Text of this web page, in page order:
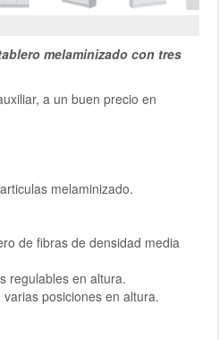
melaminizado con tres
a un buen precio en
melaminizado.
de fibras de densidad media
regulables en altura.
posiciones en altura.